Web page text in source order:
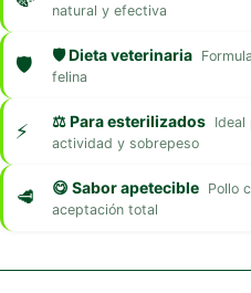
natural y efectiva
🛡️ Dieta veterinaria
felina
⚖️ Para esterilizados Ideal
actividad y sobrepeso
😋 Sabor apetecible Pollo
aceptación total